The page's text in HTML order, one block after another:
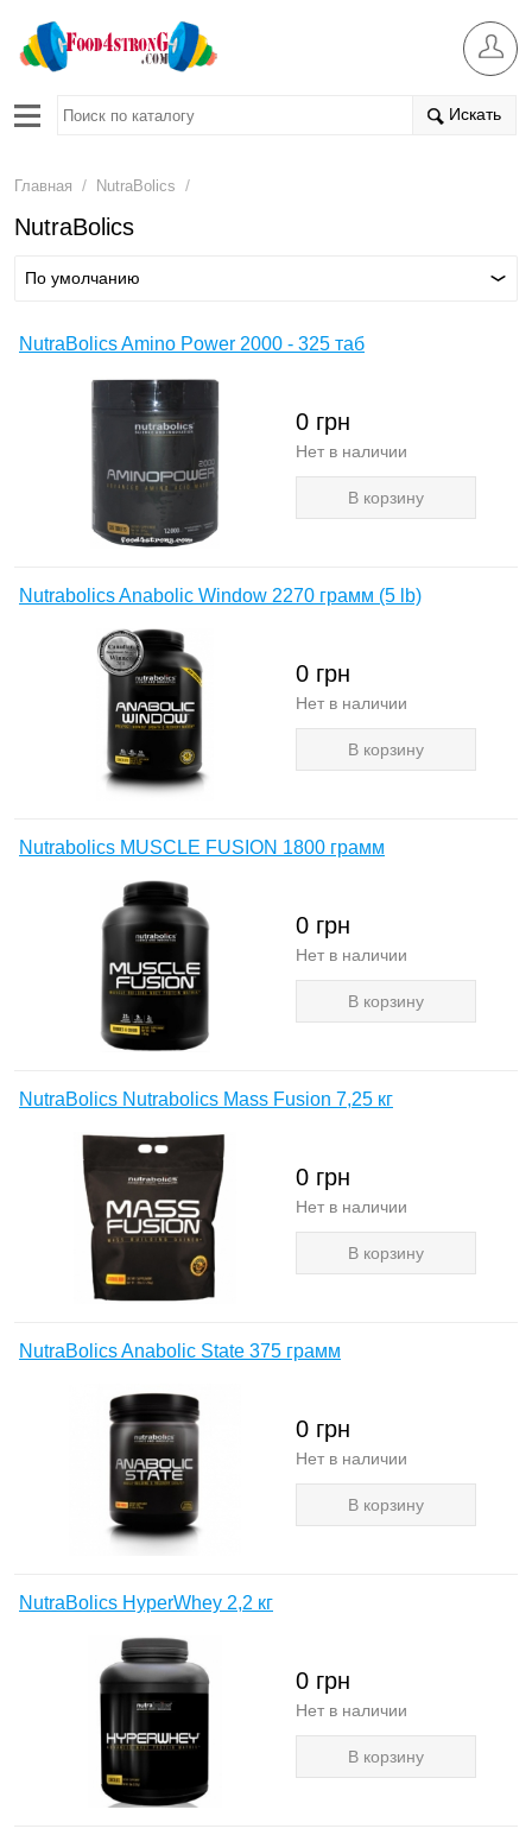
Искать
Главная / NutraBolics /
NutraBolics
По умолчанию
NutraBolics Amino Power 2000 - 325 таб
0 грн
Нет в наличии
В корзину
Nutrabolics Anabolic Window 2270 грамм (5 lb)
0 грн
Нет в наличии
В корзину
Nutrabolics MUSCLE FUSION 1800 грамм
0 грн
Нет в наличии
В корзину
NutraBolics Nutrabolics Mass Fusion 7,25 кг
0 грн
Нет в наличии
В корзину
NutraBolics Anabolic State 375 грамм
0 грн
Нет в наличии
В корзину
NutraBolics HyperWhey 2,2 кг
0 грн
Нет в наличии
В корзину